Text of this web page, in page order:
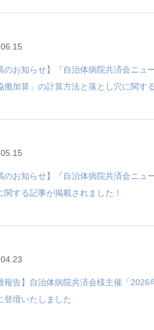
のお知らせ】『自治体病院共済会ニュ
働加算」の計算方法と落とし穴に関す
のお知らせ】『自治体病院共済会ニュ
関する記事が掲載されました！
報告】自治体病院共済会様主催「
登壇いたしました